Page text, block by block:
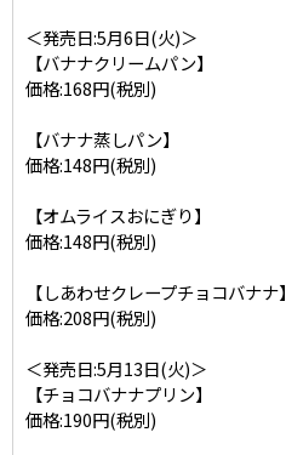
＜発売日:5月6日(火)＞
【バナナクリームパン】
価格:168円(税別)
【バナナ蒸しパン】
価格:148円(税別)
【オムライスおにぎり】
価格:148円(税別)
【しあわせクレープチョコバナナ】
価格:208円(税別)
＜発売日:5月13日(火)＞
【チョコバナナプリン】
価格:190円(税別)